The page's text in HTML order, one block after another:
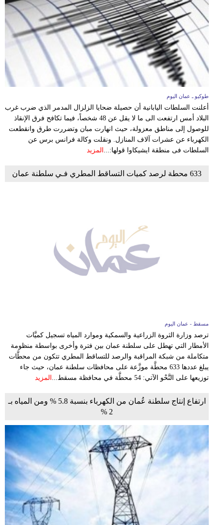
طوكيو ـ عمان اليوم
أعلنت السلطات اليابانية أن حصيلة ضحايا الزلزال المدمر الذي ضرب غرب
البلاد أمس ارتفعت الى ما لا يقل عن 48 شخصاً، فيما تكافح فرق الإنقاذ
للوصول إلى مناطق معزولة، حيث انهارت مبان وتضررت طرق وانقطعت
الكهرباء عن عشرات آلاف المنازل. ونقلت وكالة فرانس برس عن
السلطات فى منطقة ايشيكاوا قولها:... المزيد
633 محطة لرصد كميات التساقط المطري فـي سلطنة عمان
مسقط - عمان اليوم
ترصد وزارة الثروة الزراعية والسمكية وموارد المياه تسجيل كميَّات
الأمطار التي تهطل على سلطنة عمان بين فترة وأخرى بواسطة منظومة
متكاملة من شبكة المراقبة والرصد للتساقط المطري تتكون من محطَّات
يبلغ عددها 633 محطَّة موزَّعة على محافظات سلطنة عمان، حيث جاء
توزيعها على النَّحْو الآتي: 54 محطَّة في محافظة مسقط...
المزيد
ارتفاع إنتاج سلطنة عُمان من الكهرباء بنسبة 5.8 % ومن المياه بـ
2 %